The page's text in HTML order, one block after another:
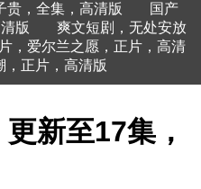
贵，全集，高清版
国产
版
爽文短剧，无处安放
，爱尔兰之愿，正片，高清
，正片，高清版
新至17集，